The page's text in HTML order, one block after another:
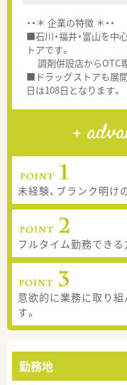
・・＊ 企業の特徴 ＊・・
■石川・福井・富山を中
トアです。
調剤併設店からOTC
■ドラッグストアも展
日は108日となります。
未経験、ブランク明け
フルタイム勤務できる
意欲的に業務に取り組
す。
勤務地